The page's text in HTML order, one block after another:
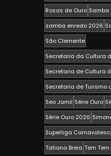
Rosas de Ouro Samba
samba enredo 2026
São Clemente
Secretaria da Cultura
Secretaria de Cultura
Secretaria de Turismo
Seo Jamil Série Ouro
Série Ouro 2026
Superliga
Tatiana Breia Tem